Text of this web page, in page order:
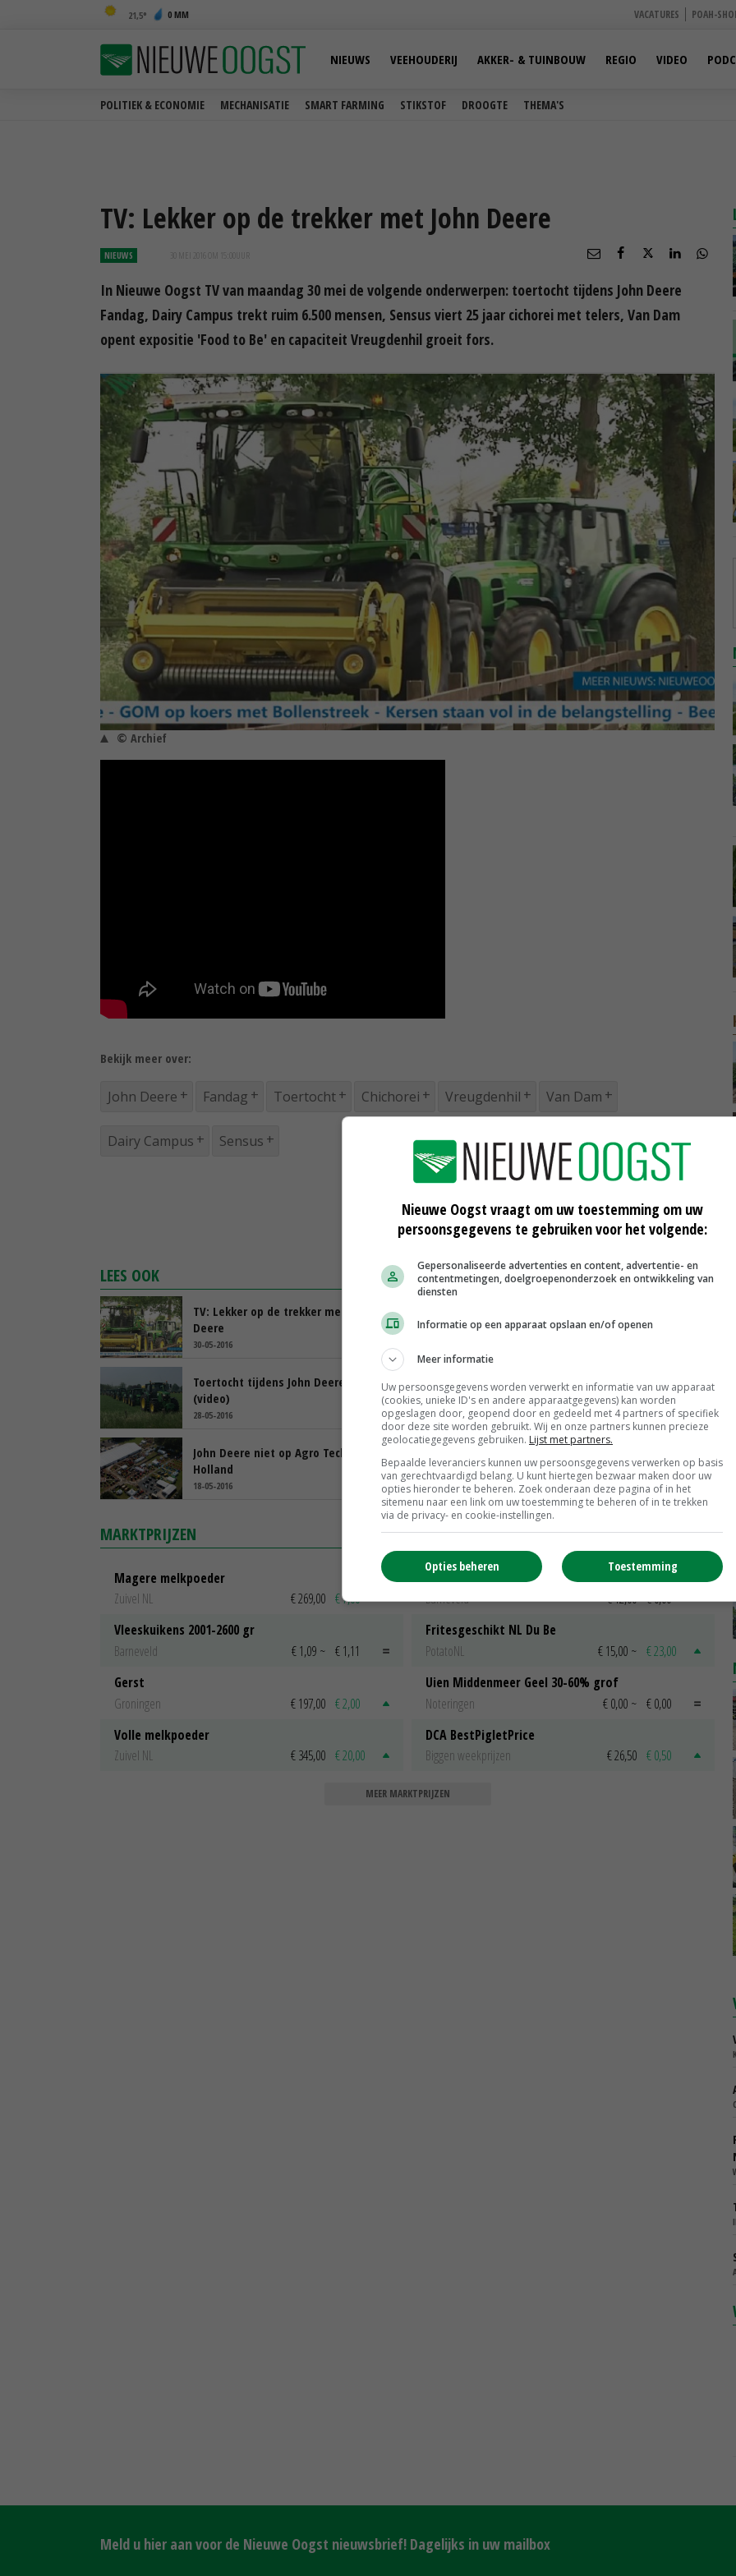
21,5 0 MM VACATURES POAH-
POLITIEK & ECONOMIE MECHANISATIE SMART FARMING STIKSTOF DROOGTE THEMA'S
NIEUWS VEEHOUDERIJ AKKER- & TUINBOUW REGIO VIDEO
TV: Lekker op de trekker met John Deere
NIEUWS 30 MEI 2016 OM 15:00
In Nieuwe Oogst TV van maandag 30 mei de volgende onderwerpen: toertocht tijdens John Deere
Fandag, Dairy Campus trekt ruim 6.500 mensen, Sensus viert 25 jaar cichorei met telers, Van Dam
opent expositie 'Food to Be' en capaciteit Vreugdenhil groeit fors.
© Archief
Bekijk meer over:
John Deere Fandag Toertocht Chichorei Vreugdenhil Van Dam
Dairy Campus Sensus
LEES OOK
TV: Lekker op de trekker met John
Deere
30-05-2016
Toertocht tijdens John Deere Fandag
(video)
28-05-2016
Winst John Deere keldert door lage
prijzen
24-05-2016
John Deere niet op Agro Techniek
Holland
18-05-2016
Holland
17-05-2016
MARKTPRIJZEN
Magere melkpoeder
Zuivel NL
€ 269,00 € 7,00
Vleeskuikens 2001-2600 gr
Barneveld
€ 1,09 ~ € 1,11
Gerst
Groningen
€ 197,00 € 2,00
Volle melkpoeder
Zuivel NL
€ 345,00 € 20,00
Scharreleieren maat 59
Barneveld
€ 12,00 € 0,00
Fritesgeschikt NL Du Be
PotatoNL
€ 15,00 ~ € 23,00
Uien Middenmeer Geel 30-60% grof
Noteringen
€ 0,00 ~ € 0,00
DCA BestPigletPrice
Biggen weekprijzen
€ 26,50 € 0,50
MEER MARKTPRIJZEN
Meld u hier aan voor de Nieuwe Oogst nieuwsbrief! Dagelijks in uw mailbox
Nieuwe Oogst vraagt om uw toestemming om uw
persoonsgegevens te gebruiken voor het volgende:
Gepersonaliseerde advertenties en content, advertentie- en
contentmetingen, doelgroepenonderzoek en ontwikkeling van
diensten
Informatie op een apparaat opslaan en/of openen
Meer informatie
Uw persoonsgegevens worden verwerkt en informatie van uw apparaat
(cookies, unieke ID's en andere apparaatgegevens) kan worden
opgeslagen door, geopend door en gedeeld met 4 partners of specifiek
door deze site worden gebruikt. Wij en onze partners kunnen precieze
geolocatiegegevens gebruiken. Lijst met partners.
Bepaalde leveranciers kunnen uw persoonsgegevens verwerken op basis
van gerechtvaardigd belang. U kunt hiertegen bezwaar maken door uw
opties hieronder te beheren. Zoek onderaan deze pagina of in het
sitemenu naar een link om uw toestemming te beheren of in te trekken
via de privacy- en cookie-instellingen.
Toestemming
Opties beheren